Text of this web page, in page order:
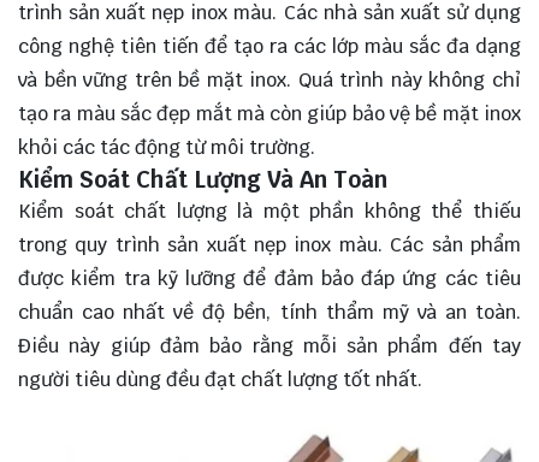
trình sản xuất nẹp inox màu. Các nhà sản xuất sử dụng
công nghệ tiên tiến để tạo ra các lớp màu sắc đa dạng
và bền vững trên bề mặt inox. Quá trình này không chỉ
tạo ra màu sắc đẹp mắt mà còn giúp bảo vệ bề mặt inox
khỏi các tác động từ môi trường.
Kiểm Soát Chất Lượng Và An Toàn
Kiểm soát chất lượng là một phần không thể thiếu
trong quy trình sản xuất nẹp inox màu. Các sản phẩm
được kiểm tra kỹ lưỡng để đảm bảo đáp ứng các tiêu
chuẩn cao nhất về độ bền, tính thẩm mỹ và an toàn.
Điều này giúp đảm bảo rằng mỗi sản phẩm đến tay
người tiêu dùng đều đạt chất lượng tốt nhất.